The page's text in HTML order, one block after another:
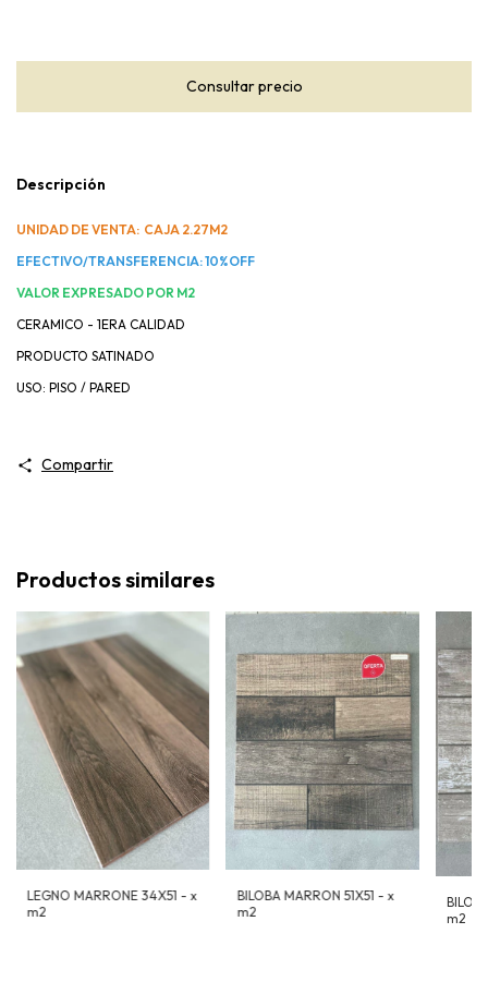
Descripción
UNIDAD DE VENTA: CAJA 2.27M2
EFECTIVO/TRANSFERENCIA: 10%OFF
VALOR EXPRESADO POR M2
CERAMICO - 1ERA CALIDAD
PRODUCTO SATINADO
USO: PISO / PARED
Compartir
Productos similares
LEGNO MARRONE 34X51 - x
m2
BILOBA MARRON 51X51 - x
m2
m2